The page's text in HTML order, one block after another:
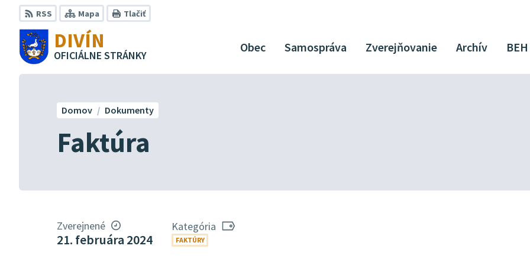
Preskočiť
na
obsah
RSS Mapa Tlačiť
DIVÍN
OFICIÁLNE STRÁNKY
Obec Samospráva Zverejňovanie Archív BEH
Faktúra
Domov Dokumenty
Zverejnené
21. februára 2024
Kategória
FAKTÚRY